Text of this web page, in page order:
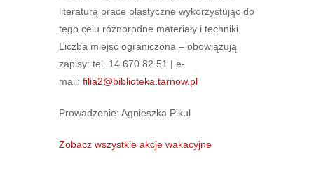
literaturą prace plastyczne wykorzystując do
tego celu różnorodne materiały i techniki.
Liczba miejsc ograniczona – obowiązują
zapisy: tel. 14 670 82 51 | e-
mail: filia2@biblioteka.tarnow.pl
Prowadzenie: Agnieszka Pikul
Zobacz wszystkie akcje wakacyjne